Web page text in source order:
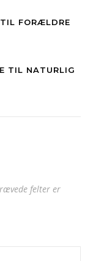
FORÆLDRE
TIL NATURLIG
felter er